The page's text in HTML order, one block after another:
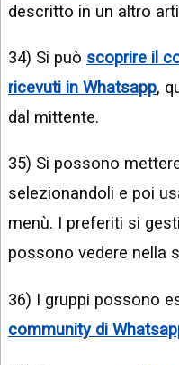
descritto in un altro
34) Si può scoprire il
ricevuti in Whatsapp,
dal mittente.
35) Si possono
selezionandoli e poi
menù. I preferiti si
possono vedere nella
36) I gruppi possono
community di